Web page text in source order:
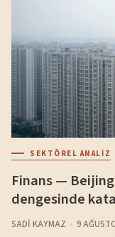
SEKTÖREL ANALIZ
Finans —
dengesinde
SADI KAYMAZ 9